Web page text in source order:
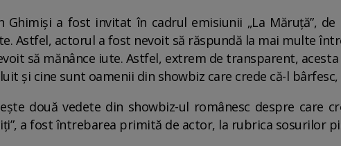
Ghimiși a fost invitat în cadrul emisiunii „La Măruță”,
Astfel, actorul a fost nevoit să răspundă la mai multe
să mănânce iute. Astfel, extrem de transparent,
și cine sunt oamenii din showbiz care crede că-l
două vedete din showbiz-ul românesc despre care
a fost întrebarea primită de actor, la rubrica sosurilor